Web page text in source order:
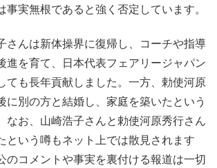
事実無根であると強く否定しています。
さんは新体操界に復帰し、コーチや指導
進を育て、日本代表フェアリージャパン
ても長年貢献しました。一方、勅使河原
に別の方と結婚し、家庭を築いたという
なお、山崎浩子さんと勅使河原秀行さん
という噂もネット上では散見されます
のコメントや事実を裏付ける報道は一切